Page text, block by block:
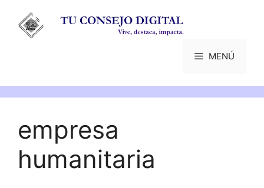
contenido
MENÚ
empresa
humanitaria